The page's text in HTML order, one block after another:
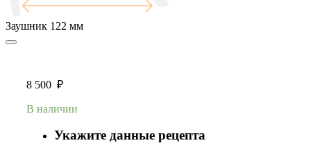
Заушник 122 мм
8 500 ₽
В наличии
Укажите данные рецепта